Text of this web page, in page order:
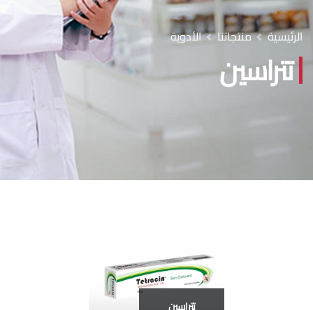
تتراسين
الرئيسية منتجاتنا الأدوية
تتراسين